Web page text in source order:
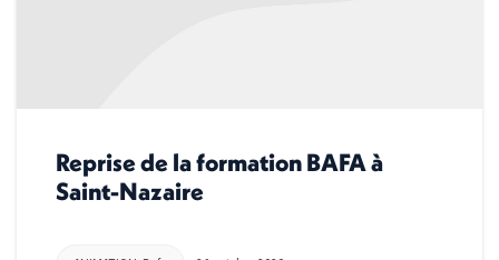
Reprise de la formation BAFA à
Saint-Nazaire